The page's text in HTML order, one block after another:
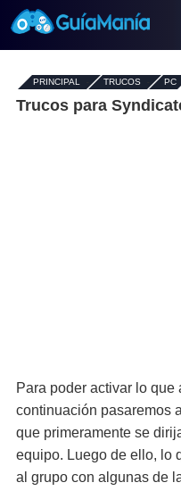
PRINCIPAL - TRUCOS- PC
Trucos para
Para poder activar lo que
continuación pasaremos
que primeramente se
equipo. Luego de ello, lo
al grupo con algunas de